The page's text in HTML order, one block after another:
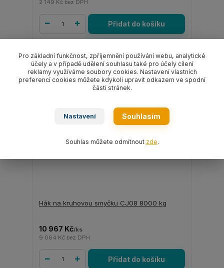
2 149 Kč bez DPH
Přidat do košíku
Hák na kruhovou smyčku CJ08 8000 kg
10 967 Kč/ks
9 064 Kč bez DPH
Přidat do košíku
Pro základní funkčnost, zpříjemnění používání webu, analytické
účely a v případě udělení souhlasu také pro účely cílení
reklamy využíváme soubory cookies. Nastavení vlastních
preferencí cookies můžete kdykoli upravit odkazem ve spodní
části stránek.
Nastavení Souhlasím
Souhlas můžete odmítnout zde.